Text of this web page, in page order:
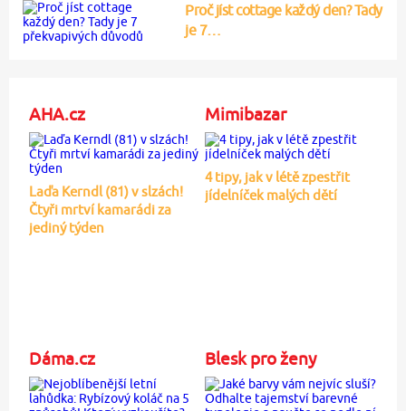
Proč jíst cottage každý den? Tady
je 7…
AHA.cz
Laďa Kerndl (81) v slzách!
Čtyři mrtví kamarádi za
jediný týden
Mimibazar
4 tipy, jak v létě zpestřit
jídelníček malých dětí
Dáma.cz Blesk pro ženy